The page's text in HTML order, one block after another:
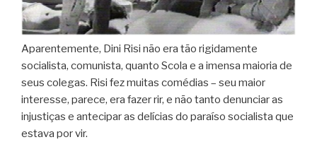
Aparentemente, Dini Risi não era tão rigidamente
socialista, comunista, quanto Scola e a imensa maioria de
seus colegas. Risi fez muitas comédias – seu maior
interesse, parece, era fazer rir, e não tanto denunciar as
injustiças e antecipar as delícias do paraíso socialista que
estava por vir.